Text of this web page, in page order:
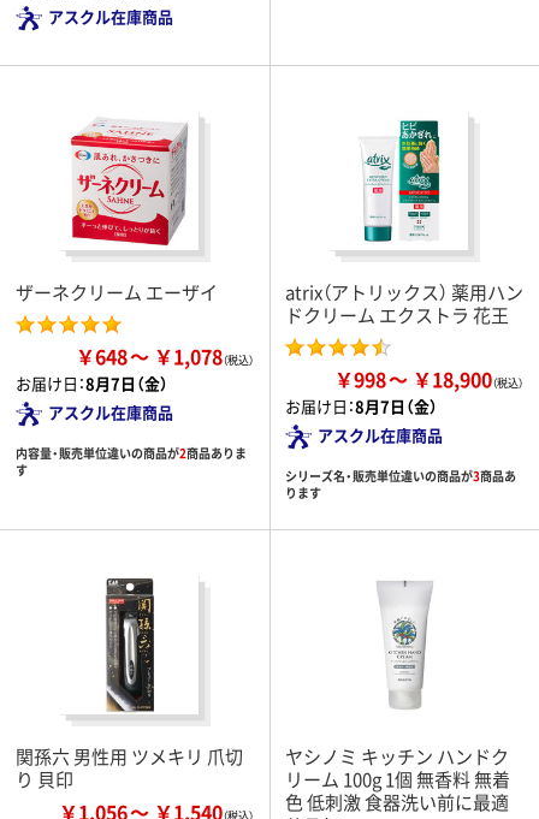
アスクル在庫商品
ザーネクリーム エーザイ
￥648 ￥1,078
お届け日：8月7日（金）
アスクル在庫商品
内容量・販売単位違いの商品が2商品ありま
す
atrix（アトリックス） 薬用ハン
ドクリーム エクストラ 花王
￥998 ￥18,900
お届け日：8月7日（金）
アスクル在庫商品
シリーズ名・販売単位違いの商品が3商品あ
ります
関孫六 男性用 ツメキリ 爪切
り 貝印
￥1,056 ￥1,540
ヤシノミ キッチン ハンドク
リーム 100g 1個 無香料 無着
色 低刺激 食器洗い前に最適